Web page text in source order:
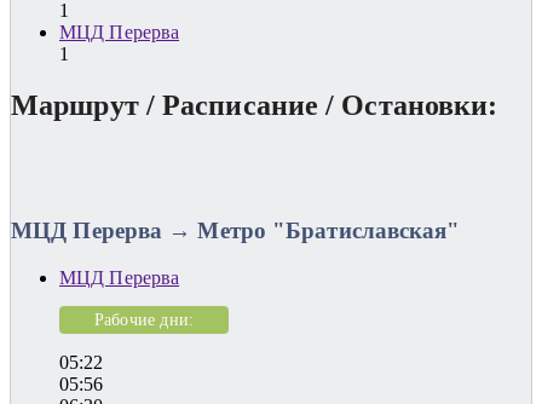
1
МЦД Перерва
1
Маршрут / Расписание / Остановки:
МЦД Перерва → Метро "Братиславская"
МЦД Перерва
Рабочие дни:
05:22
05:56